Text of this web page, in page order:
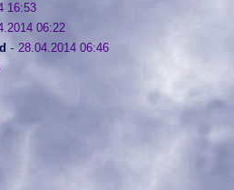
16:53
06:22
- 28.04.2014 06:46